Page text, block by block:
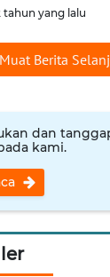
tahun yang lalu
Muat Berita
dan
kami.